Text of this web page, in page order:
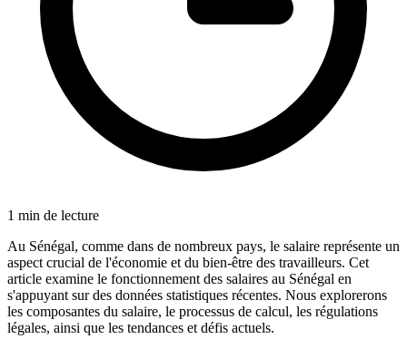
1 min de lecture
Au Sénégal, comme dans de nombreux pays, le salaire représente un
aspect crucial de l'économie et du bien-être des travailleurs. Cet
article examine le fonctionnement des salaires au Sénégal en
s'appuyant sur des données statistiques récentes. Nous explorerons
les composantes du salaire, le processus de calcul, les régulations
légales, ainsi que les tendances et défis actuels.